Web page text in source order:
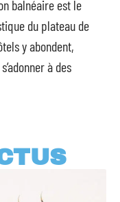
balnéaire est le
du plateau de
y abondent,
à des